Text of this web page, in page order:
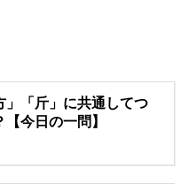
」「斤」に共通してつ
【今日の一問】